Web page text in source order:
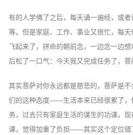
有的人学佛了之后，每天诵一遍经，或
等。但是家庭、工作、事业又很忙，每
飞起来了，拼命的朝前念，一边念一边
后松了一口气：今天我又完成任务了，菩
其实菩萨对你永远都是慈悲的，菩萨是
们的这种态度——生活本来已经很累了，
务，过去只有家庭生活的谋生的功课，
课，觉得加重了负担——其实这个定位错